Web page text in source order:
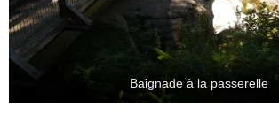
Baignade à la passerelle